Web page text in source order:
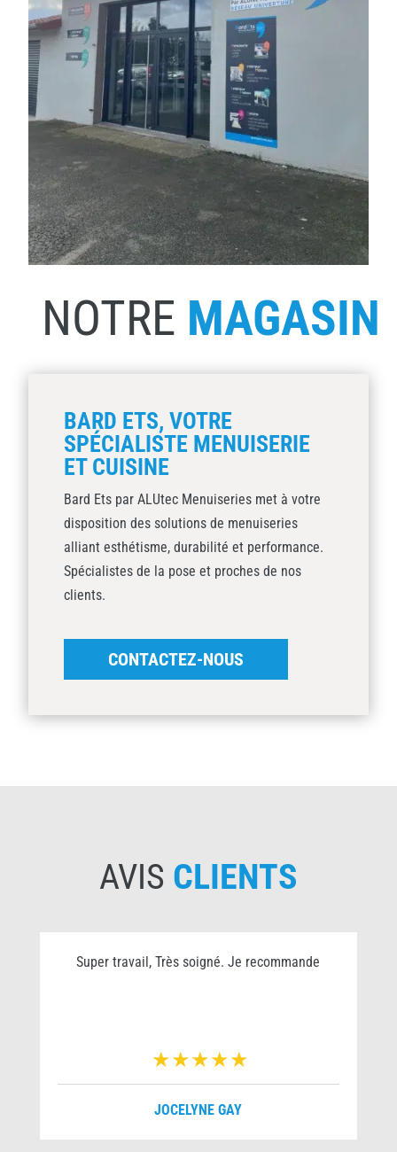
NOTRE MAGASIN
BARD ETS, VOTRE
SPÉCIALISTE MENUISERIE
ET CUISINE
Bard Ets par ALUtec Menuiseries met à votre
disposition des solutions de menuiseries
alliant esthétisme, durabilité et performance.
Spécialistes de la pose et proches de nos
clients.
CONTACTEZ-NOUS
AVIS CLIENTS
Super travail, Très soigné. Je recommande
JOCELYNE GAY